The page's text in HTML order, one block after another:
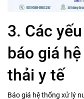
3. Các
báo giá
thải y tế
Báo giá hệ thống xử lý